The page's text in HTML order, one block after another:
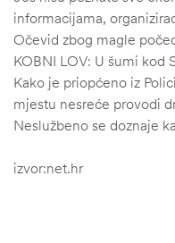
informacijama,
Očevid zbog magle
KOBNI LOV: U šumi
Kako je priopćeno iz
mjestu nesreće provodi
Neslužbeno se doznaje
izvor:net.hr